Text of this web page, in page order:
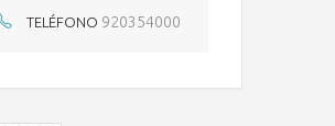
TELÉFONO 920354000